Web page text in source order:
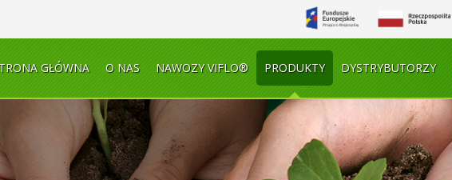
GŁÓWNA O NAS NAWOZY VIFLO® PRODUKTY DYSTRYBUTORZY